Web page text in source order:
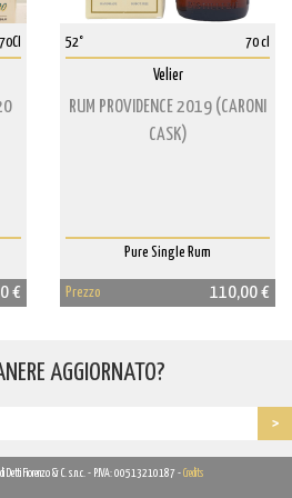
70Cl
€
52° 70 cl
Velier
RUM PROVIDENCE 2019 (CARONI
CASK)
Pure Single Rum
Prezzo 110,00 €
AGGIORNATO?
di Detti Fiorenzo & C. s.n.c. - P.IVA: 00513210187 - Credits